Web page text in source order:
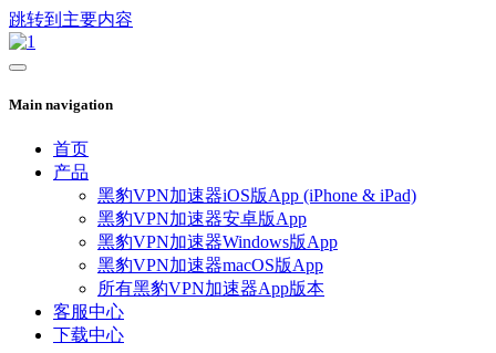
跳转到主要内容
Main navigation
首页
产品
黑豹VPN加速器iOS版App (iPhone & iPad)
黑豹VPN加速器安卓版App
黑豹VPN加速器Windows版App
黑豹VPN加速器macOS版App
所有黑豹VPN加速器App版本
客服中心
下载中心